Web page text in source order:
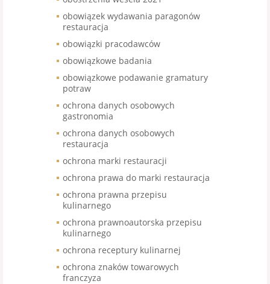
obowiązek wydawania paragonów
restauracja
obowiązki pracodawców
obowiązkowe badania
obowiązkowe podawanie gramatury
potraw
ochrona danych osobowych
gastronomia
ochrona danych osobowych
restauracja
ochrona marki restauracji
ochrona prawa do marki restauracja
ochrona prawna przepisu
kulinarnego
ochrona prawnoautorska przepisu
kulinarnego
ochrona receptury kulinarnej
ochrona znaków towarowych
franczyza